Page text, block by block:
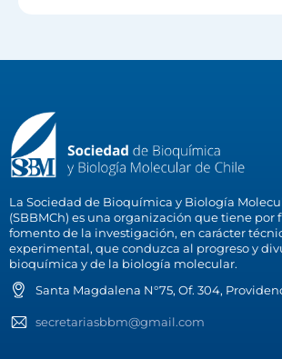
La Sociedad de Bioquímica y Biología
(SBBMCh) es una organización que tiene por
fomento de la investigación, en carácter
experimental, que conduzca al progreso y
bioquímica y de la biología molecular.
Santa Magdalena N°75, Of. 304,
secretariasbbm@gmail.com